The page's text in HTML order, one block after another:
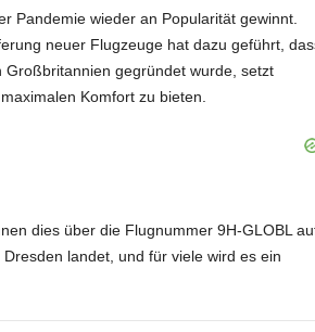
Pandemie wieder an Popularität gewinnt.
neuer Flugzeuge hat dazu geführt,
Großbritannien gegründet wurde, setzt
Komfort zu bieten.
dies über die Flugnummer 9H-GLOBL
Dresden landet, und für viele wird es ein